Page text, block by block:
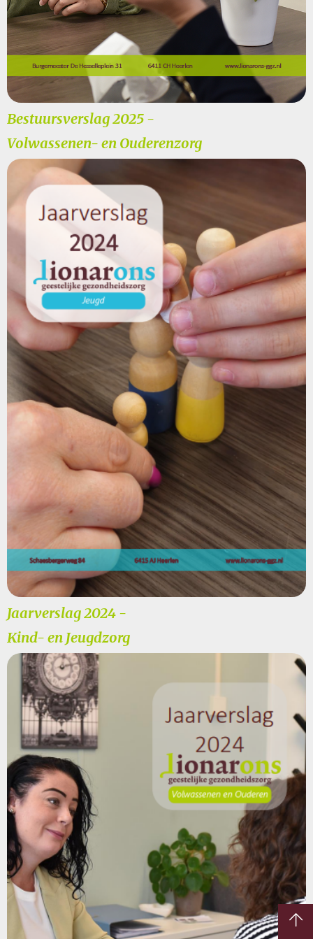
Bestuursverslag 2025 -
Volwassenen- en Ouderenzorg
Jaarverslag 2024 -
Kind- en Jeugdzorg